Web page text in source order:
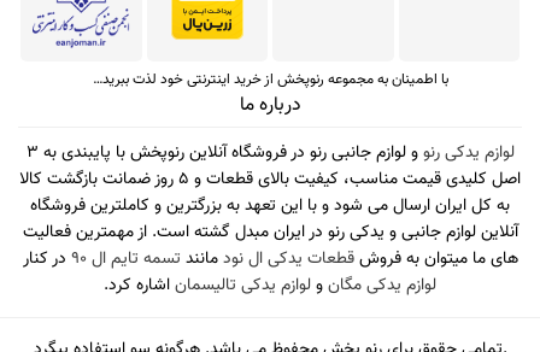
با اطمینان به مجموعه رنوپخش از خرید اینترنتی خود لذت ببرید…
درباره ما
لوازم یدکی رنو
و لوازم جانبی رنو در فروشگاه آنلاین رنوپخش با پایبندی به 3
اصل کلیدی قیمت مناسب، کیفیت بالای قطعات و 5 روز ضمانت بازگشت کالا
به کل ایران ارسال می شود و با این تعهد به بزرگترین و کاملترین فروشگاه
آنلاین لوازم جانبی و یدکی رنو در ایران مبدل گشته است. از مهمترین فعالیت
های ما میتوان به فروشقطعات یدکی ال نودمانند تسمه تایم ال 90
در کنار
لوازم یدکی مگانولوازم یدکی تالیسماناشاره کرد.